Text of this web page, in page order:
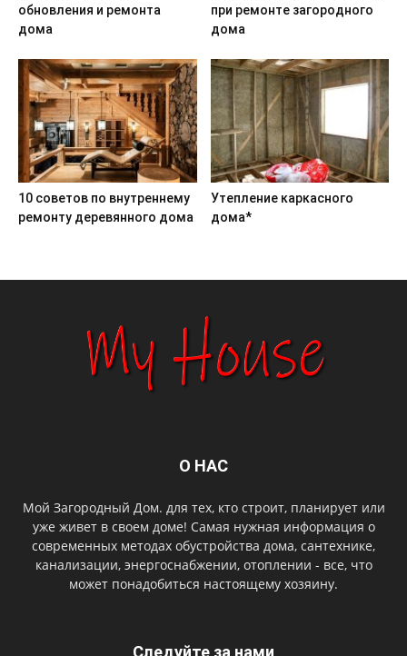
обновления и ремонта
дома
при ремонте загородного
дома
10 советов по внутреннему
ремонту деревянного дома
Утепление каркасного
дома*
О НАС
Мой Загородный Дом. для тех, кто строит, планирует или
уже живет в своем доме! Самая нужная информация о
современных методах обустройства дома, сантехнике,
канализации, энергоснабжении, отоплении - все, что
может понадобиться настоящему хозяину.